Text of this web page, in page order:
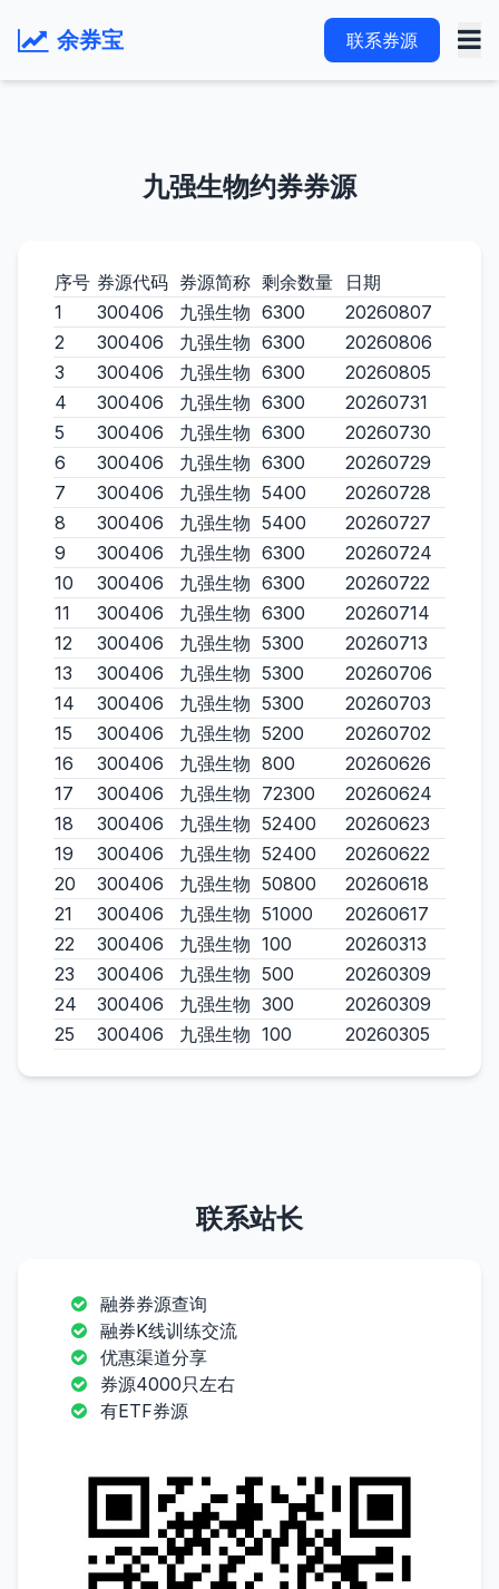
余券宝 联系券源
九强生物约券券源
序号 券源代码 券源简称 剩余数量
日期
1
300406 九强生物 6300
20260807
2
300406 九强生物 6300
20260806
3
300406 九强生物 6300
20260805
4
300406 九强生物 6300
20260731
5
300406 九强生物 6300
20260730
6
300406 九强生物 6300
20260729
7
300406 九强生物 5400
20260728
8
300406 九强生物 5400
20260727
9
300406 九强生物 6300
20260724
10
300406 九强生物 6300
20260722
11
300406 九强生物 6300
20260714
12
300406 九强生物 5300
20260713
13
300406 九强生物 5300
20260706
14
300406 九强生物 5300
20260703
15
300406 九强生物 5200
20260702
16
300406 九强生物 800
20260626
17
300406 九强生物 72300
20260624
18
300406 九强生物 52400
20260623
19
300406 九强生物 52400
20260622
20
300406 九强生物 50800
20260618
21
300406 九强生物 51000
20260617
22
300406 九强生物 100
20260313
23
300406 九强生物 500
20260309
24
300406 九强生物 300
20260309
25
300406 九强生物 100 20260305
联系站长
融券券源查询
融券K线训练交流
优惠渠道分享
券源4000只左右
有ETF券源